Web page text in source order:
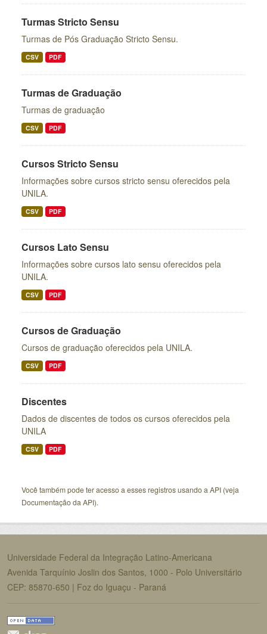
Turmas Stricto Sensu
Turmas de Pós Graduação Stricto Sensu.
CSV PDF
Turmas de Graduação
Turmas de graduação
CSV PDF
Cursos Stricto Sensu
Informações sobre cursos stricto sensu oferecidos pela
UNILA.
CSV PDF
Cursos Lato Sensu
Informações sobre cursos lato sensu oferecidos pela
UNILA.
CSV PDF
Cursos de Graduação
Cursos de graduação oferecidos pela UNILA.
CSV PDF
Discentes
Dados de discentes de todos os cursos oferecidos pela
UNILA
CSV PDF
Você também pode ter acesso a esses registros usando a API (veja
Documentação da API).
Universidade Federal da Integração Latino-Americana
Avenida Tarquínio Joslin dos Santos, 1000 - Polo Universitário
CEP: 85870-650 | Foz do Iguaçu - Paraná